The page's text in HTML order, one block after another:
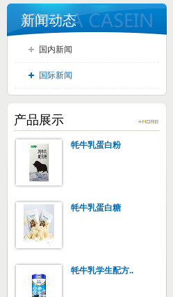
新闻动态
国内新闻
国际新闻
产品展示
牦牛乳蛋白粉
牦牛乳蛋白糖
牦牛乳学生配方..